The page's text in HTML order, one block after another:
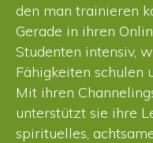
den man trainieren
Gerade in ihren
Studenten intensiv,
Fähigkeiten schulen
Mit ihren
unterstützt sie ihre
spirituelles,